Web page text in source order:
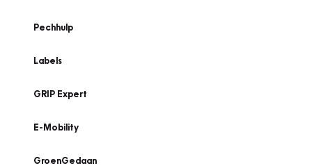
Pechhulp
Labels
GRIP Expert
E-Mobility
GroenGedaan